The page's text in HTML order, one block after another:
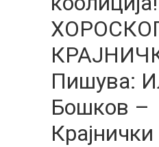
Пишува:
Бошков –
Крајнички